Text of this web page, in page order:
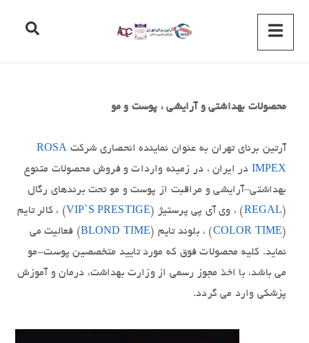
محصولات بهداشتی و آرایشی ، پوست و مو
آرتين برناي تهران به عنوان نماينده انحصاري شرکت ROSA
IMPEX در ايران ، در زمينه واردات و فروش محصولات متنوع
بهداشتي–آرايشي و مراقبت از پوست و مو تحت برندهاي رگال
(
REGAL) ، وي آي پي پرستيژ (VIP`S PRESTIGE ) ، كالر تايم
(
COLOR TIME) ، بلوند تايم (BLOND TIME) فعاليت مي
نمايد. کليه محصولات فوق که مورد تاييد متخصصين پوست-مو
مي باشد، با اخذ مجوز رسمي از وزارت بهداشت، درمان و آموزش
پزشکي وارد مي گردد.